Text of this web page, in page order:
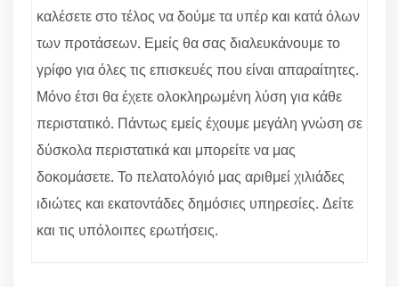
καλέσετε στο τέλος να δούμε τα υπέρ και κατά όλων
των προτάσεων. Εμείς θα σας διαλευκάνουμε το
γρίφο για όλες τις επισκευές που είναι απαραίτητες.
Μόνο έτσι θα έχετε ολοκληρωμένη λύση για κάθε
περιστατικό. Πάντως εμείς έχουμε μεγάλη γνώση σε
δύσκολα περιστατικά και μπορείτε να μας
δοκομάσετε. Το πελατολόγιό μας αριθμεί χιλιάδες
ιδιώτες και εκατοντάδες δημόσιες υπηρεσίες. Δείτε
και τις υπόλοιπες ερωτήσεις.